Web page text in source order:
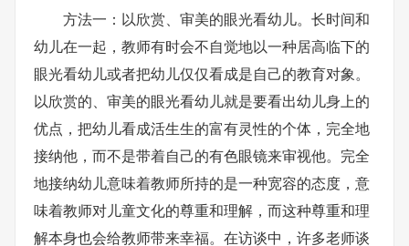
方法一：以欣赏、审美的眼光看幼儿。长时间和
幼儿在一起，教师有时会不自觉地以一种居高临下的
眼光看幼儿或者把幼儿仅仅看成是自己的教育对象。
以欣赏的、审美的眼光看幼儿就是要看出幼儿身上的
优点，把幼儿看成活生生的富有灵性的个体，完全地
接纳他，而不是带着自己的有色眼镜来审视他。完全
地接纳幼儿意味着教师所持的是一种宽容的态度，意
味着教师对儿童文化的尊重和理解，而这种尊重和理
解本身也会给教师带来幸福。在访谈中，许多老师谈